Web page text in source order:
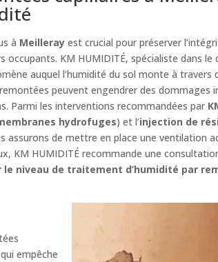
à Meilleray est crucial pour préserver
KM HUMIDITÉ, spécialiste dans le
auquel l’humidité du sol monte à travers
peuvent engendrer des dommages
Parmi les interventions recommandées par
hydrofuges) et l’injection de
assurons de mettre en place une ventilation
KM HUMIDITÉ recommande une
le niveau de traitement d’humidité par
empêche